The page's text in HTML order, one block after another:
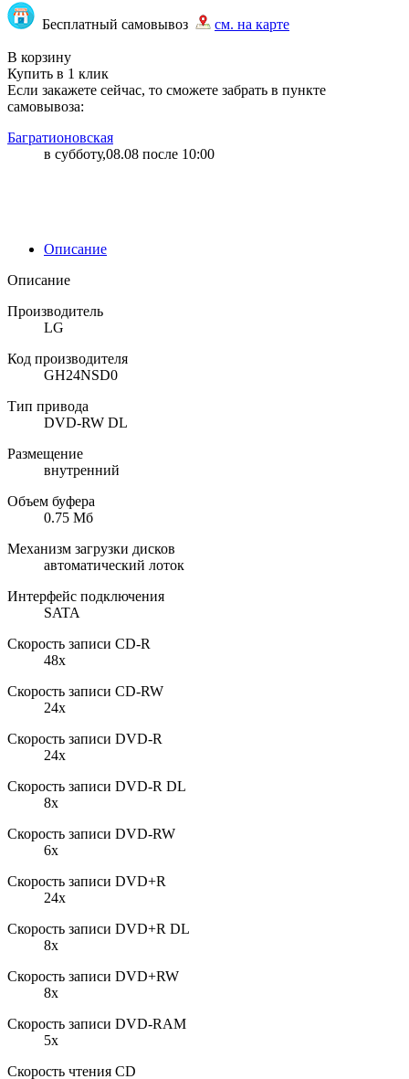
Бесплатный самовывоз
см. на карте
В корзину
Купить в 1 клик
Если закажете сейчас, то сможете забрать в пункте
самовывоза:
Багратионовская
в субботу,08.08 после 10:00
Описание
Описание
Производитель
LG
Код производителя
GH24NSD0
Тип привода
DVD-RW DL
Размещение
внутренний
Объем буфера
0.75 Мб
Механизм загрузки дисков
автоматический лоток
Интерфейс подключения
SATA
Cкорость записи CD-R
48x
Cкорость записи CD-RW
24x
Cкорость записи DVD-R
24x
Cкорость записи DVD-R DL
8x
Cкорость записи DVD-RW
6x
Скорость записи DVD+R
24x
Скорость записи DVD+R DL
8x
Скорость записи DVD+RW
8x
Cкорость записи DVD-RAM
5x
Cкорость чтения CD